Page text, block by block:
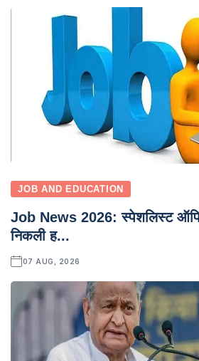
JOB AND EDUCATION
Job News 2026: स्पेशलिस्ट
निकली ह...
07 AUG, 2026